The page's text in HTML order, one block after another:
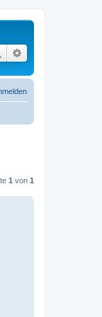
Suche
1 von 1